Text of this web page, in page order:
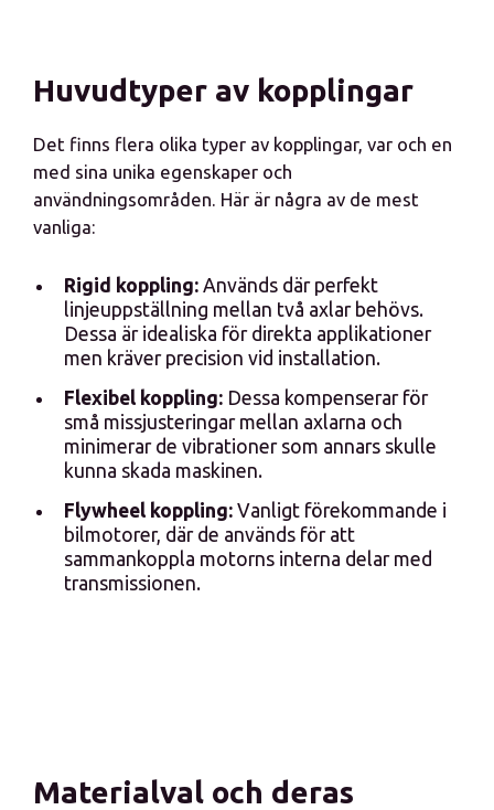
Huvudtyper av kopplingar
Det finns flera olika typer av kopplingar, var och en
med sina unika egenskaper och
användningsområden. Här är några av de mest
vanliga:
Rigid koppling: Används där perfekt
linjeuppställning mellan två axlar behövs.
Dessa är idealiska för direkta applikationer
men kräver precision vid installation.
Flexibel koppling: Dessa kompenserar för
små missjusteringar mellan axlarna och
minimerar de vibrationer som annars skulle
kunna skada maskinen.
Flywheel koppling: Vanligt förekommande i
bilmotorer, där de används för att
sammankoppla motorns interna delar med
transmissionen.
Materialval och deras